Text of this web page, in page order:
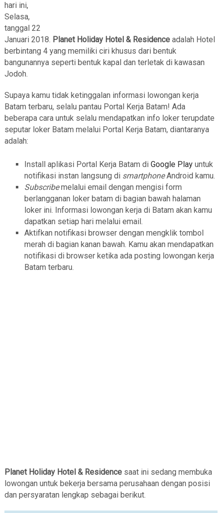
hari ini,
Selasa,
tanggal 22
Januari 2018. Planet Holiday Hotel & Residenceadalah Hotel
berbintang 4 yang memiliki ciri khusus dari bentuk
bangunannya seperti bentuk kapal dan terletak di kawasan
Jodoh.
Supaya kamu tidak ketinggalan informasi lowongan kerja
Batam terbaru, selalu pantau Portal Kerja Batam! Ada
beberapa cara untuk selalu mendapatkan info loker terupdate
seputar loker Batam melalui Portal Kerja Batam, diantaranya
adalah:
Install aplikasi Portal Kerja Batam di Google Playuntuk
notifikasi instan langsung di smartphoneAndroid kamu.
Subscribemelalui email dengan mengisi form
berlangganan loker batam di bagian bawah halaman
loker ini. Informasi lowongan kerja di Batam akan kamu
dapatkan setiap hari melalui email.
Aktifkan notifikasi browser dengan mengklik tombol
merah di bagian kanan bawah. Kamu akan mendapatkan
notifikasi di browser ketika ada posting lowongan kerja
Batam terbaru.
Planet Holiday Hotel & Residence saat ini sedang membuka
lowongan untuk bekerja bersama perusahaan dengan posisi
dan persyaratan lengkap sebagai berikut.